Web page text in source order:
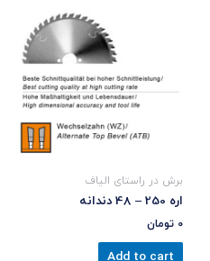
برش در راستای الیاف
اره 250 – 48 دندانه
0 تومان
Add to cart